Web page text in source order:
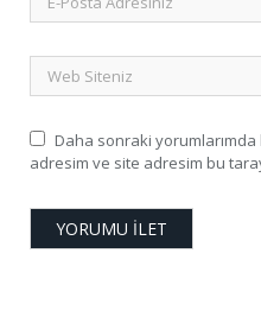
Daha sonraki yorumlarımda
adresim ve site adresim bu